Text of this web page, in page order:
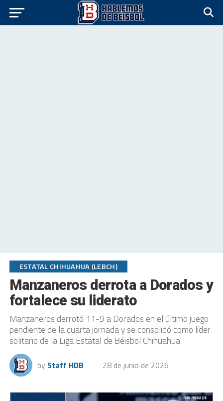
ESTATAL CHIHUAHUA (LEBCH)
Manzaneros derrota a Dorados y
fortalece su liderato
Manzaneros derrotó 11-9 a Dorados en el último juego
pendiente de la cuarta jornada y se consolidó como líder
solitario de la Liga Estatal de Béisbol Chihuahua.
by Staff HDB 28 de junio de 2026